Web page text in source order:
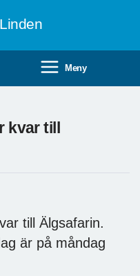
Linden
Meny
kvar till
till Älgsafarin.
är på måndag